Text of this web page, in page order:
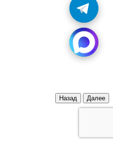
Назад Далее